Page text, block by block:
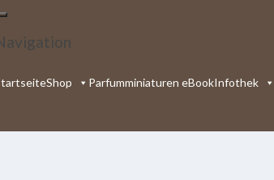
Shop Parfumminiaturen eBookInfothek